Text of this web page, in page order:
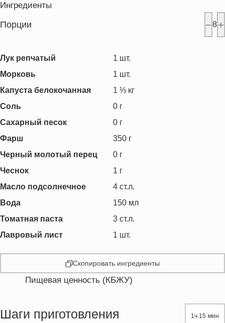
Ингредиенты
Порции 8
Лук репчатый 1 шт.
Морковь
1 шт.
Капуста белокочанная
1 ⅓ кг
Соль
0 г
Сахарный песок
0 г
Фарш
350 г
Черный молотый перец
0 г
Чеснок
1 г
Масло подсолнечное
4 ст.л.
Вода
150 мл
Томатная паста
3 ст.л.
Лавровый лист
1 шт.
Скопировать ингредиенты
Пищевая ценность (КБЖУ)
Жиры
Шаги приготовления 1ч 15 мин